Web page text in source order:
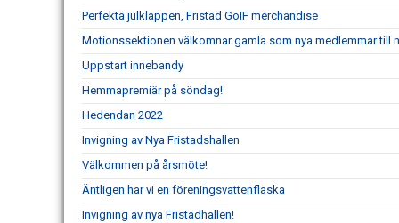
Perfekta julklappen, Fristad GoIF merchandise
Motionssektionen välkomnar gamla som nya medlemmar till
Uppstart innebandy
Hemmapremiär på söndag!
Hedendan 2022
Invigning av Nya Fristadshallen
Välkommen på årsmöte!
Äntligen har vi en föreningsvattenflaska
Invigning av nya Fristadhallen!